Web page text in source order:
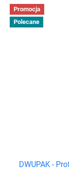
Promocja
Polecane
DWUPAK -